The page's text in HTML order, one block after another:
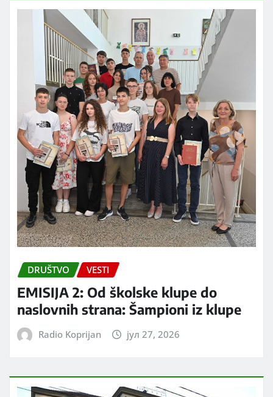
DRUŠTVO VESTI
EMISIJA 2: Od školske klupe do
naslovnih strana: Šampioni iz klupe
Radio Koprijan јул 27, 2026